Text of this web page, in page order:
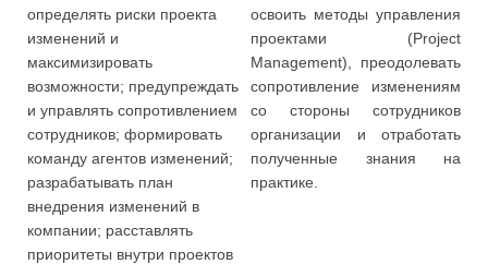
определять риски проекта
изменений и
максимизировать
возможности; предупреждать
и управлять сопротивлением
сотрудников; формировать
команду агентов изменений;
разрабатывать план
внедрения изменений в
компании; расставлять
приоритеты внутри проектов
освоить методы управления
проектами (Project
Management), преодолевать
сопротивление изменениям
со стороны сотрудников
организации и отработать
полученные знания на
практике.